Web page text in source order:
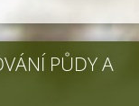
PŮDY A